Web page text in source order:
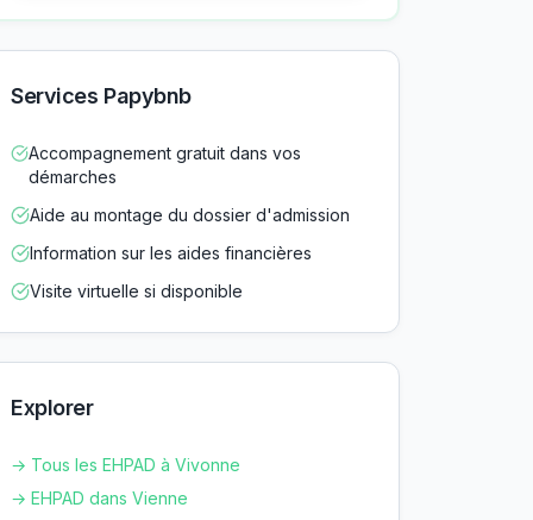
Services Papybnb
Accompagnement gratuit dans vos
démarches
Aide au montage du dossier d'admission
Information sur les aides financières
Visite virtuelle si disponible
Explorer
→ Tous les EHPAD à Vivonne
→ EHPAD dans Vienne